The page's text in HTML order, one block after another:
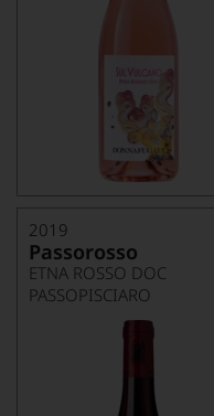
2019
Passorosso
ETNA ROSSO DOC
PASSOPISCIARO